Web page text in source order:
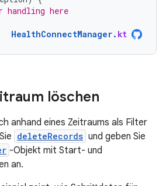
handling here
HealthConnectManager. kt
löschen
anhand eines Zeitraums als Filter
deleteRecords und geben Sie
-Objekt mit Start- und
an.